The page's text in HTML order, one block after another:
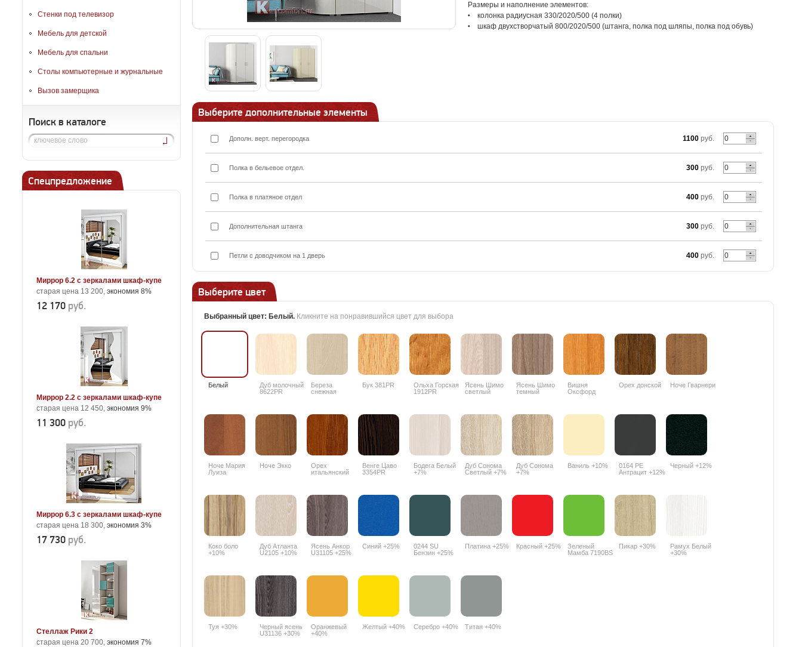
Стенки под телевизор
Мебель для детской
Мебель для спальни
Столы компьютерные и журнальные
Вызов замерщика
Поиск в каталоге
Спецпредложение
Миррор 6.2 с зеркалами шкаф-купе
старая цена 13 200, экономия 8%
12 170 руб.
Миррор 2.2 с зеркалами шкаф-купе
старая цена 12 450, экономия 9%
11 300 руб.
Миррор 6.3 с зеркалами шкаф-купе
старая цена 18 300, экономия 3%
17 730 руб.
Стеллаж Рики 2
старая цена 20 700, экономия 7%
Размеры и наполнение элементов:
колонка радиусная 330/2020/500 (4 полки)
шкаф двухстворчатый 800/2020/500 (штанга, полка под шляпы, полка под обувь)
Выберите дополнительные элементы
Дополн. верт. перегородка 1100 руб.
Полка в бельевое отдел. 300 руб.
Полка в платяное отдел 400 руб.
Дополнительная штанга 300 руб.
Петли с доводчиком на 1 дверь 400 руб.
Выберите цвет
Выбранный цвет: Белый. Кликните на понравившийся цвет для выбора
Белый
Дуб молочный
8622PR
Береза
снежная
Бук 381PR
Ольха Горская
1912PR
Ясень Шимо
светлый
Ясень Шимо
темный
Вишня
Оксфорд
Орех донской Ноче Гварнери
Ноче Мария
Луиза
Ноче Экко
Орех
итальянский
Венге Цаво
3354PR
Бодега Белый
+7%
Дуб Сонома
Светлый +7%
Дуб Сонома
+7%
Ваниль +10%
0164 РЕ
Антрацит +12%
Черный +12%
Коко боло
+10%
Дуб Атланта
U2105 +10%
Ясень Анкор
U31105 +25%
Синий +25%
0244 SU
Бензин +25%
Платина +25% Красный +25%
Зеленый
Мамба 7190BS
Пикар +30%
Рамух Белый
+30%
Туя +30%
Черный ясень
U31136 +30%
Оранжевый
+40%
Желтый +40% Серебро +40% Титан +40%